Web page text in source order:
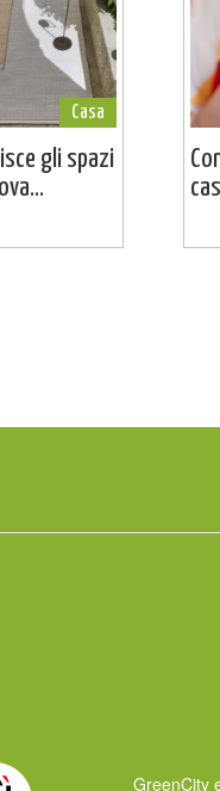
Casa
gli spazi
GreenCity